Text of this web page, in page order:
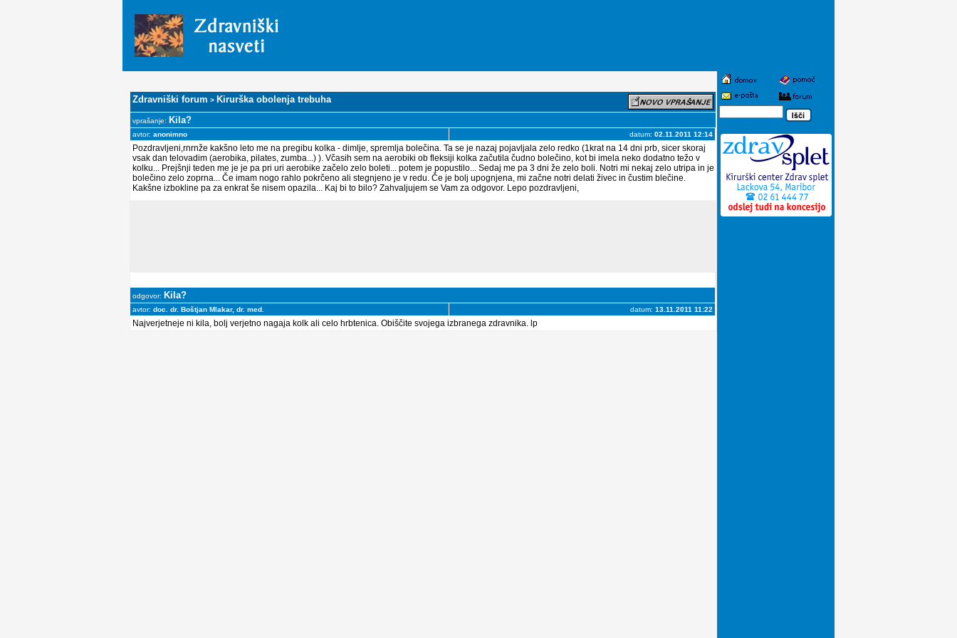
Zdravniški forum > Kirurška obolenja trebuha
vprašanje: Kila?
avtor: anonimno datum: 02.11.2011 12:14
Pozdravljeni,rnrnže kakšno leto me na pregibu kolka - dimlje, spremlja bolečina. Ta se je nazaj pojavljala zelo redko (1krat na 14 dni prb, sicer skoraj
vsak dan telovadim (aerobika, pilates, zumba...) ). Včasih sem na aerobiki ob fleksiji kolka začutila čudno bolečino, kot bi imela neko dodatno težo v
kolku... Prejšnji teden me je je pa pri uri aerobike začelo zelo boleti... potem je popustilo... Sedaj me pa 3 dni že zelo boli. Notri mi nekaj zelo utripa in je
bolečino zelo zoprna... Če imam nogo rahlo pokrčeno ali stegnjeno je v redu. Če je bolj upognjena, mi začne notri delati živec in čustim blečine.
Kakšne izbokline pa za enkrat še nisem opazila... Kaj bi to bilo? Zahvaljujem se Vam za odgovor. Lepo pozdravljeni,
odgovor: Kila?
avtor: doc. dr. Boštjan Mlakar, dr. med. datum: 13.11.2011 11:22
Najverjetneje ni kila, bolj verjetno nagaja kolk ali celo hrbtenica. Obiščite svojega izbranega zdravnika. lp